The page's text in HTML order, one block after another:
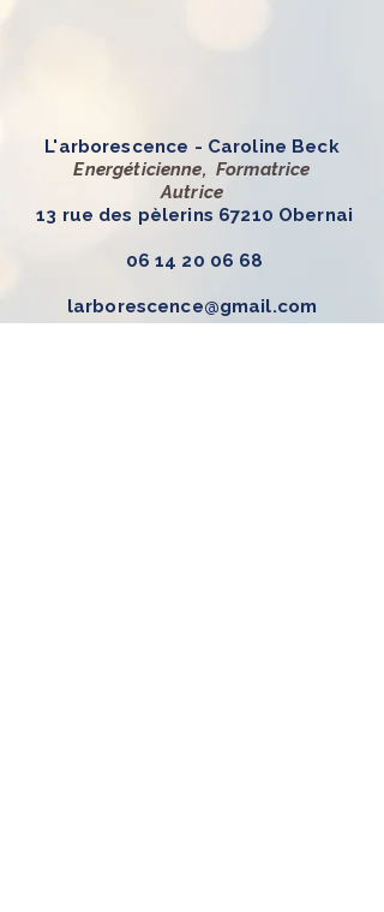
L'arborescence - Caroline Beck
Energéticienne, Formatrice
Autrice
13 rue des pèlerins 67210 Obernai
06 14 20 06 68
larborescence@gmail.com